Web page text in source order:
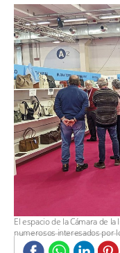
​El espacio de la Cámara de
numerosos interesados por